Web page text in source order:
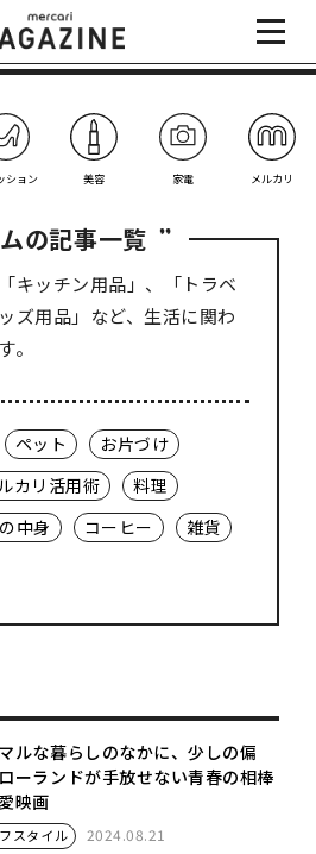
ション 美容 家電 メルカリ
の記事一覧
キッチン用品」、「トラベ
ズ用品」など、生活に関わ
。
ペット
お片づけ
カリ活用術
料理
中身 コーヒー
雑貨
ルな暮らしのなかに、少しの偏
ーランドが手放せない青春の相棒
映画
スタイル 2024.08.21